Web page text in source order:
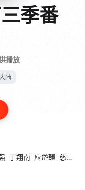
季番
播放
陆
丁翔南 应岱臻 慈婉彤